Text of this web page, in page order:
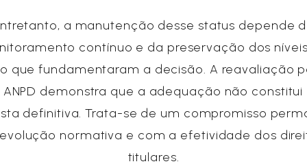
a manutenção desse status depende
contínuo e da preservação dos
que fundamentaram a decisão. A reavaliação
demonstra que a adequação não constitui
definitiva. Trata-se de um compromisso
normativa e com a efetividade dos
titulares.